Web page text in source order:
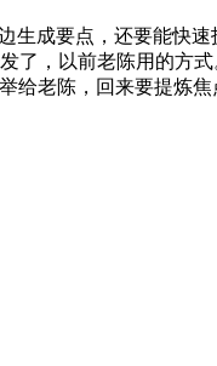
成要点，还要能快速
了，以前老陈用的方
给老陈，回来要提炼